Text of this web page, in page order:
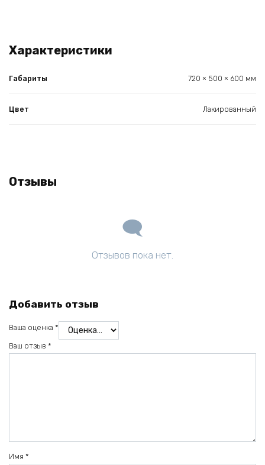
Характеристики
Габариты 720 × 500 × 600 мм
Цвет Лакированный
Отзывы
Отзывов пока нет.
Добавить отзыв
Ваша оценка *
Ваш отзыв *
Имя *